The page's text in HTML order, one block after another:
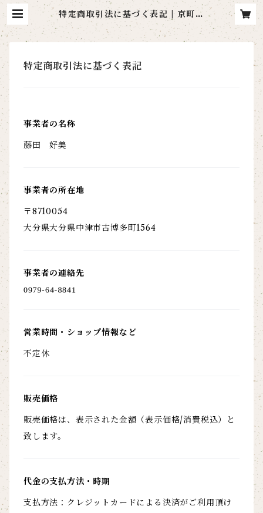
特定商取引法に基づく表記 | 京町や
むちゃ
特定商取引法に基づく表記
事業者の名称
藤田 好美
事業者の所在地
〒8710054
大分県大分県中津市古博多町1564
事業者の連絡先
営業時間・ショップ情報など
不定休
販売価格
販売価格は、表示された金額（表示価格/消費税込）と
致します。
代金の支払方法・時期
支払方法：クレジットカードによる決済がご利用頂け